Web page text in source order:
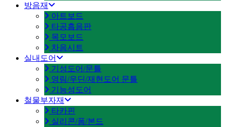
방음재
아트보드
타공흡음판
목모보드
차음시트
실내도어
기성도어/문틀
영림/우딘/재현도어 문틀
기능성도어
철물부자재
타카핀
실리콘/폼/본드